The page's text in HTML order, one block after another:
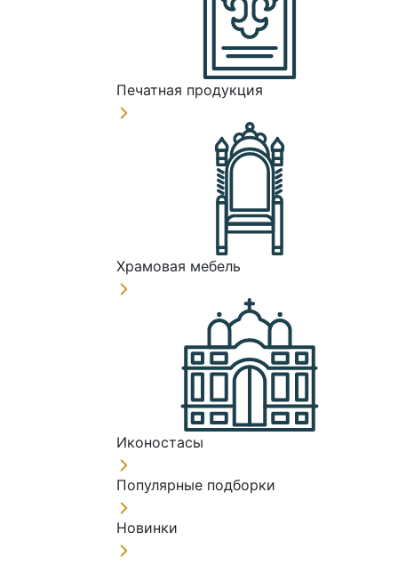
Печатная продукция
Храмовая мебель
Иконостасы
Популярные подборки
Новинки